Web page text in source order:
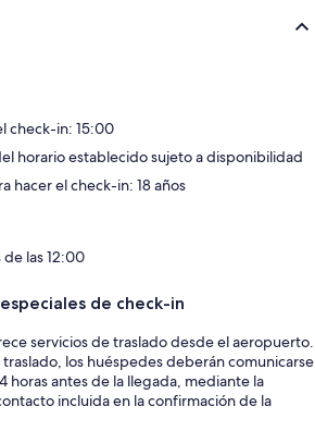
check-in: 15:00
horario establecido sujeto a disponibilidad
hacer el check-in: 18 años
las 12:00
de check-in
servicios de traslado desde el aeropuerto.
traslado, los huéspedes deberán comunicarse
horas antes de la llegada, mediante la
incluida en la confirmación de la